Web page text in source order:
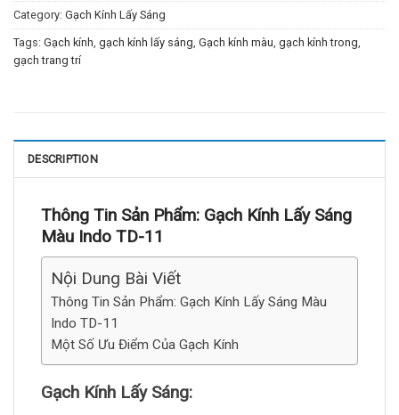
Category: Gạch Kính Lấy Sáng
Tags: Gạch kính, gạch kính lấy sáng, Gạch kính màu, gạch kính trong,
gạch trang trí
DESCRIPTION
Thông Tin Sản Phẩm: Gạch Kính Lấy Sáng
Màu Indo TD-11
Nội Dung Bài Viết
Thông Tin Sản Phẩm: Gạch Kính Lấy Sáng Màu
Indo TD-11
Một Số Ưu Điểm Của Gạch Kính
Gạch Kính Lấy Sáng: